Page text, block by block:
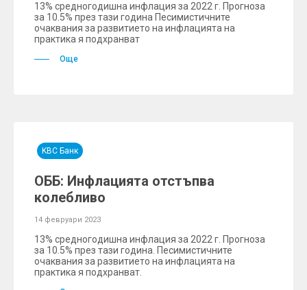
13% средногодишна инфлация за 2022 г. Прогноза
за 10.5% през тази година Песимистичните
очаквания за развитието на инфлацията на
практика я подхранват
Още
KBC Банк
ОББ: Инфлацията отстъпва
колебливо
14 февруари 2023
13% средногодишна инфлация за 2022 г. Прогноза
за 10.5% през тази година. Песимистичните
очаквания за развитието на инфлацията на
практика я подхранват.